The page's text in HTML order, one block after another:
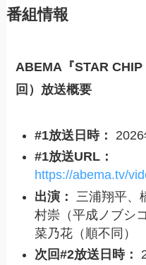
番組情報
ABEMA『STAR
回）放送概要
#1放送日時：
#1放送URL：
https://abema.tv/
出演：
三浦翔平、
村崇（平成ノブシ
菜乃花（順不同）
次回#2放送日時：